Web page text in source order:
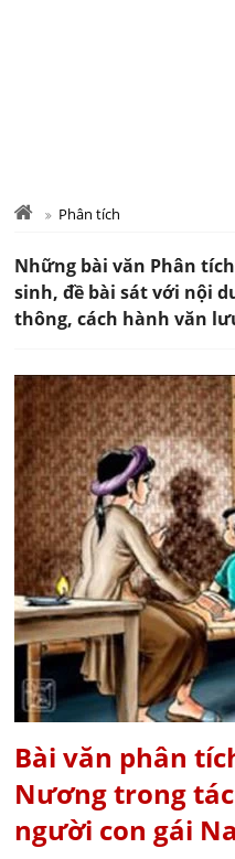
Phân tích
Những bài văn Phân
sinh, đề bài sát với nội
thông, cách hành văn
Bài văn phân
Nương trong
người con gái